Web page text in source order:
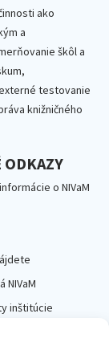
ako
a
škôl a
testovanie
knižničného
ODKAZY
o NIVaM
NIVaM
inštitúcie